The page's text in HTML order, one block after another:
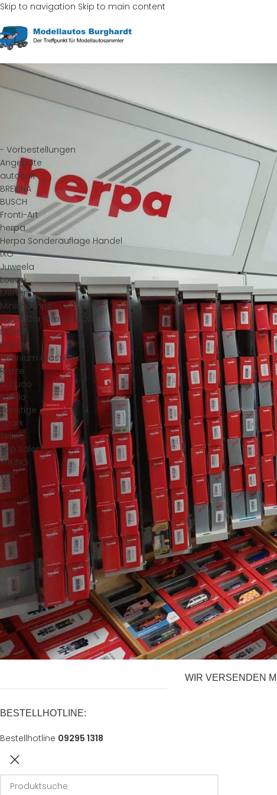
Skip to navigation Skip to main content
- Vorbestellungen
Angebote
autocult
BREKINA
BUSCH
Fronti-Art
herpa
Herpa Sonderauflage Handel
IXO
Juweela
Loewe
Merten
Minichamps
ModelCar Group MCG
NOREV
Preiser
Premium ClassiXXs
Rietze
Schuco
Solido
Sonstige
Spark
Tekno
Top Saler
WIKING
WSI
Start/Produkte
Es wurden keine
ÖFFNUNGSZEITEN
Mo.: Geschlossen
Di. u. Mi.: 14:00-18:00
Do. u. Fr.: 9:30-18:00
Sa.: 9:30-13:00
BESTELLHOTLINE:
Bestellhotline 09295 1318
LIEFERZEITEN
*gilt für Lieferungen
Deutschlands,
Länder entnehmen
“Versand & Lieferung “
WIR VERSENDEN